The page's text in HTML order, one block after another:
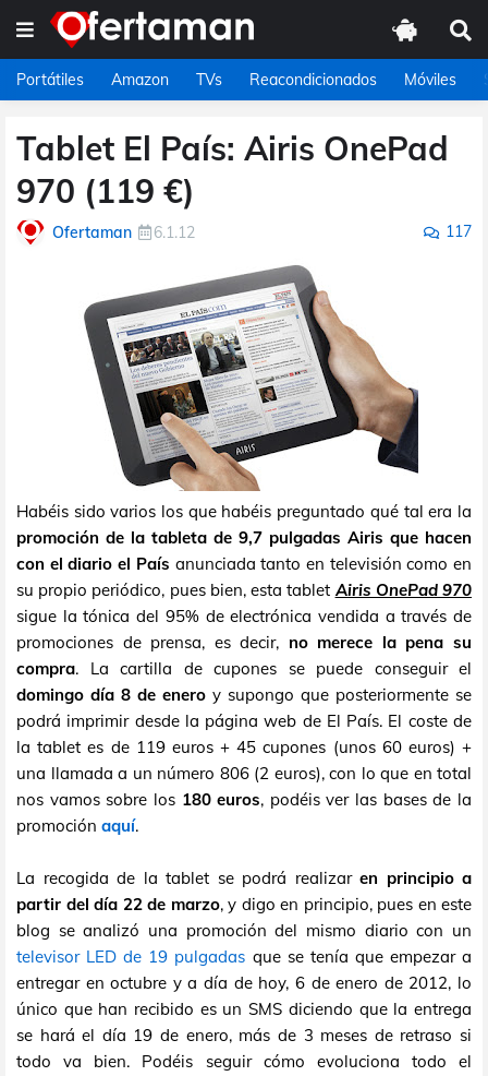
Portátiles Amazon TVs Reacondicionados Móviles
Tablet El País: Airis OnePad
970 (119 €)
Ofertaman 6.1.12 117
Habéis sido varios los que habéis preguntado qué tal era la
promoción de la tableta de 9,7 pulgadas Airis que hacen
con el diario el País anunciada tanto en televisión como en
su propio periódico, pues bien, esta tablet Airis OnePad 970
sigue la tónica del 95% de electrónica vendida a través de
promociones de prensa, es decir, no merece la pena su
compra. La cartilla de cupones se puede conseguir el
domingo día 8 de enero y supongo que posteriormente se
podrá imprimir desde la página web de El País. El coste de
la tablet es de 119 euros + 45 cupones (unos 60 euros) +
una llamada a un número 806 (2 euros), con lo que en total
nos vamos sobre los 180 euros, podéis ver las bases de la
promoción aquí.
La recogida de la tablet se podrá realizar en principio a
partir del día 22 de marzo, y digo en principio, pues en este
blog se analizó una promoción del mismo diario con un
televisor LED de 19 pulgadas que se tenía que empezar a
entregar en octubre y a día de hoy, 6 de enero de 2012, lo
único que han recibido es un SMS diciendo que la entrega
se hará el día 19 de enero, más de 3 meses de retraso si
todo va bien. Podéis seguir cómo evoluciona todo el